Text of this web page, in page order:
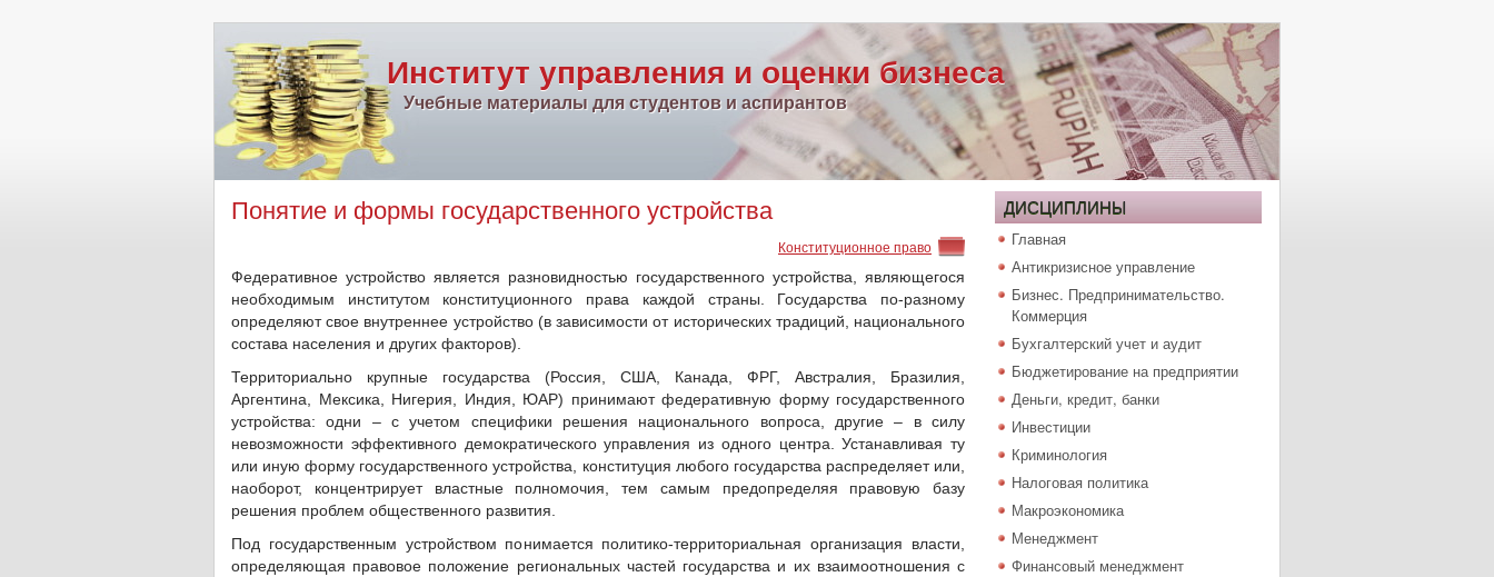
Институт управления и оценки бизнеса
Учебные материалы для студентов и аспирантов
Понятие и формы государственного устройства
Конституционное право
Федеративное устройство является разновидностью государственного устройства, являющегося
необходимым институтом конституционного права каждой страны. Государства по-разному
определяют свое внутреннее устройство (в зависимости от исторических традиций, национального
состава населения и других факторов).
Территориально крупные государства (Россия, США, Канада, ФРГ, Австралия, Бразилия,
Аргентина, Мексика, Нигерия, Индия, ЮАР) принимают федеративную форму государственного
устройства: одни – с учетом специфики решения национального вопроса, другие – в силу
невозможности эффективного демократического управления из одного центра. Устанавливая ту
или иную форму государственного устройства, конституция любого государства распределяет или,
наоборот, концентрирует властные полномочия, тем самым предопределяя правовую базу
решения проблем общественного развития.
Под государственным устройством понимается политико-территориальная организация власти,
определяющая правовое положение региональных частей государства и их взаимоотношения с
ДИСЦИПЛИНЫ
Главная
Антикризисное управление
Бизнес. Предпринимательство.
Коммерция
Бухгалтерский учет и аудит
Бюджетирование на предприятии
Деньги, кредит, банки
Инвестиции
Криминология
Налоговая политика
Макроэкономика
Менеджмент
Финансовый менеджмент